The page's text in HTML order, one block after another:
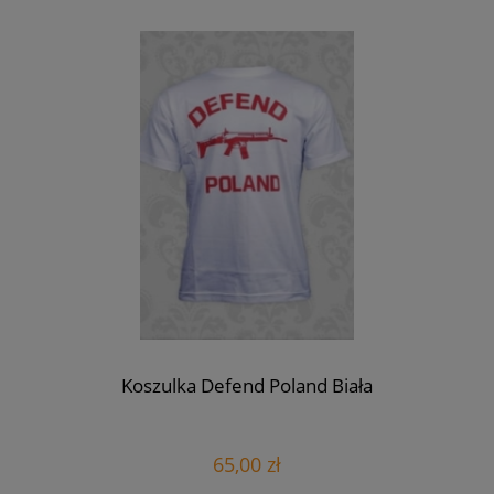
Koszulka Defend Poland Biała
65,00 zł